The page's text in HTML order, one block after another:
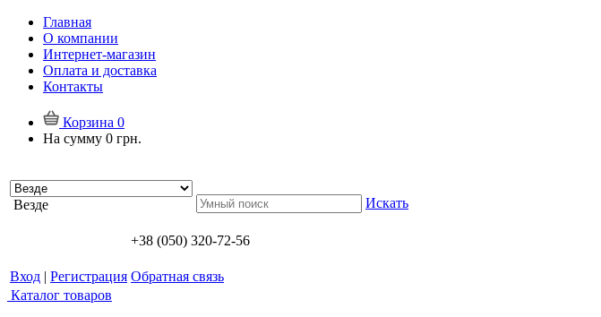
Главная
О компании
Интернет-магазин
Оплата и доставка
Контакты
Корзина 0
На сумму 0 грн.
Везде Искать
+38 (050) 320-72-56
Вход | Регистрация Обратная связь
Каталог товаров